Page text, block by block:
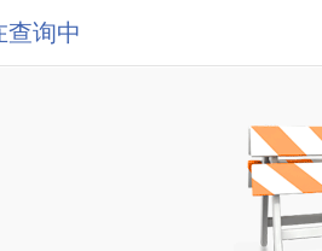
查询中